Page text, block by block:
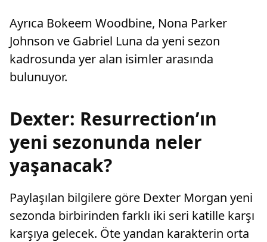
Ayrıca Bokeem Woodbine, Nona Parker
Johnson ve Gabriel Luna da yeni sezon
kadrosunda yer alan isimler arasında
bulunuyor.
Dexter: Resurrection’ın
yeni sezonunda neler
yaşanacak?
Paylaşılan bilgilere göre Dexter Morgan yeni
sezonda birbirinden farklı iki seri katille karşı
karşıya gelecek. Öte yandan karakterin orta